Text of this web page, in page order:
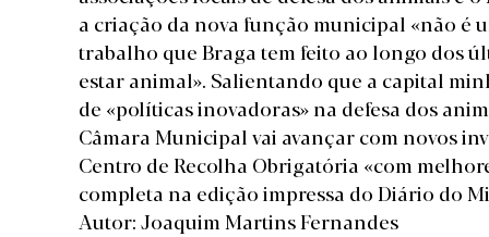
a criação da nova função municipal «não é
trabalho que Braga tem feito ao longo dos
estar animal». Salientando que a capital
de «políticas inovadoras» na defesa dos
Câmara Municipal vai avançar com novos
Centro de Recolha Obrigatória «com
completa na edição impressa do Diário do
Autor: Joaquim Martins Fernandes